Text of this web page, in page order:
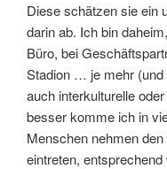
Diese schätzen sie ein
darin ab. Ich bin
Büro, bei
Stadion … je mehr (und
auch interkulturelle
besser komme ich in
Menschen nehmen
eintreten,